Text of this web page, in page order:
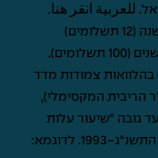
للعربية انقر هنا.
התקופה המינימלית להחזר הלוואה הינה כשנה (12 תשלומים)
והמקסימלית להחזר הלוואה הינה כשמונה שנים (100 תשלומים).
צמודות מדד
הריבית המקסימלי),
עד גובה "שיעור עלות
האשראי המרבי" בהתאם לחוק אשראי הוגן התשנ"ג-1993. לדוגמא: